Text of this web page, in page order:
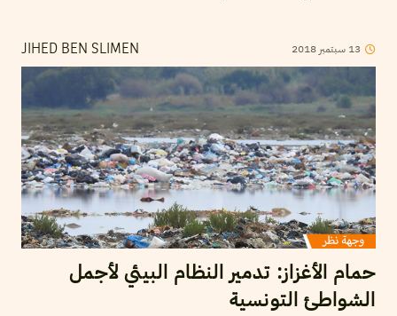
JIHED BEN SLIMEN 13 سبتمبر 2018
حمام الأغزاز: تدمير النظام البيئي لأجمل
الشواطئ التونسية